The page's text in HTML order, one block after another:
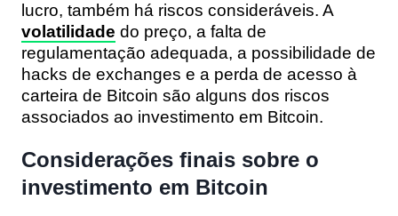
lucro, também há riscos consideráveis. A
volatilidade do preço, a falta de
regulamentação adequada, a possibilidade de
hacks de exchanges e a perda de acesso à
carteira de Bitcoin são alguns dos riscos
associados ao investimento em Bitcoin.
Considerações finais sobre o
investimento em Bitcoin